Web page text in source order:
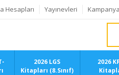
Hesapları Yayınevleri
2026 LGS
Kitapları (8.Sınıf)
2026